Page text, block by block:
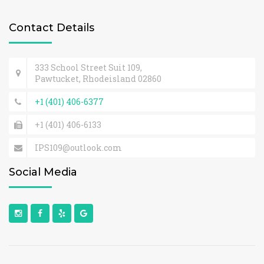
Contact Details
333 School Street Suit 109,
Pawtucket, Rhodeisland 02860
+1 (401) 406-6377
+1 (401) 406-6133
IPS109@outlook.com
Social Media